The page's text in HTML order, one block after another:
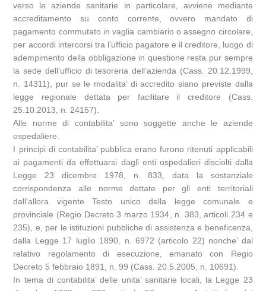
verso le aziende sanitarie in particolare, avviene mediante
accreditamento su conto corrente, ovvero mandato di
pagamento commutato in vaglia cambiario o assegno circolare,
per accordi intercorsi tra l’ufficio pagatore e il creditore, luogo di
adempimento della obbligazione in questione resta pur sempre
la sede dell’ufficio di tesoreria dell’azienda (Cass. 20.12.1999,
n. 14311), pur se le modalita’ di accredito siano previste dalla
legge regionale dettata per facilitare il creditore (Cass.
25.10.2013, n. 24157).
Alle norme di contabilita’ sono soggette anche le aziende
ospedaliere.
I principi di contabilita’ pubblica erano furono ritenuti applicabili
ai pagamenti da effettuarsi dagli enti ospedalieri disciolti dalla
Legge 23 dicembre 1978, n. 833, data la sostanziale
corrispondenza alle norme dettate per gli enti territoriali
dall’allora vigente Testo unico della legge comunale e
provinciale (Regio Decreto 3 marzo 1934, n. 383, articoli 234 e
235), e, per le istituzioni pubbliche di assistenza e beneficenza,
dalla Legge 17 luglio 1890, n. 6972 (articolo 22) nonche’ dal
relativo regolamento di esecuzione, emanato con Regio
Decreto 5 febbraio 1891, n. 99 (Cass. 20.5.2005, n. 10691).
In tema di contabilita’ delle unita’ sanitarie locali, la Legge 23